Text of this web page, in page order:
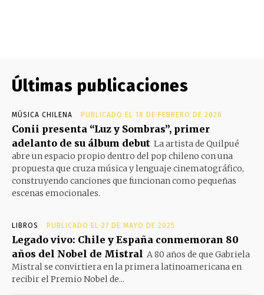
Últimas publicaciones
MÚSICA CHILENA PUBLICADO EL 18 DE FEBRERO DE 2026
Conii presenta “Luz y Sombras”, primer
adelanto de su álbum debut La artista de Quilpué
abre un espacio propio dentro del pop chileno con una
propuesta que cruza música y lenguaje cinematográfico,
construyendo canciones que funcionan como pequeñas
escenas emocionales.
LIBROS PUBLICADO EL 27 DE MAYO DE 2025
Legado vivo: Chile y España conmemoran 80
años del Nobel de Mistral A 80 años de que Gabriela
Mistral se convirtiera en la primera latinoamericana en
recibir el Premio Nobel de...